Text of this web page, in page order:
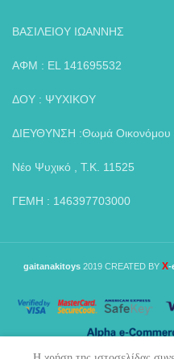
ΒΑΣΙΛΕΙΟΥ ΙΩΑΝΝΗΣ
ΑΦΜ : EL 141695532
ΔΟΥ : ΨΥΧΙΚΟΥ
ΔΙΕΥΘΥΝΣΗ :Θωμά Οικονόμου
Νέο Ψυχικό , Τ.Κ. 11525
ΓΕΜΗ : 146397703000
gaitanakitoys 2019 CREATED BY X-